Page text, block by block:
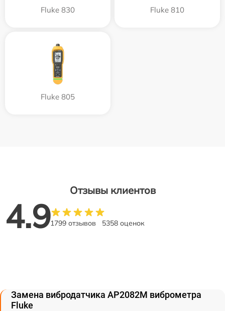
Fluke 830 Fluke 810
Fluke 805
Отзывы клиентов
4.91799 отзывов 5358 оценок
Замена вибродатчика АР2082М виброметра
Fluke